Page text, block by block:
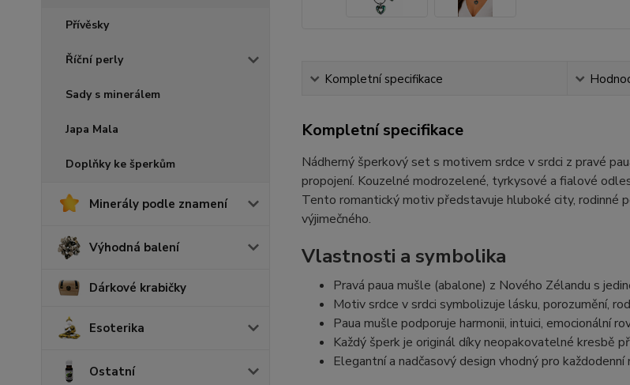
Přívěsky
Říční perly
Sady s minerálem
Japa Mala
Doplňky ke šperkům
Minerály podle znamení
Výhodná balení
Dárkové krabičky
Esoterika
Ostatní
Kompletní specifikace
Kompletní specifikace
Nádherný šperkový set s motivem srdce v srdci z pravé
propojení. Kouzelné modrozelené, tyrkysové a fialové
Tento romantický motiv představuje hluboké city,
výjimečného.
Vlastnosti a symbolika
Pravá paua mušle (abalone) z Nového Zélandu s
Motiv srdce v srdci symbolizuje lásku, porozumění,
Paua mušle podporuje harmonii, intuici, emocionální
Každý šperk je originál díky neopakovatelné kresbě
Elegantní a nadčasový design vhodný pro